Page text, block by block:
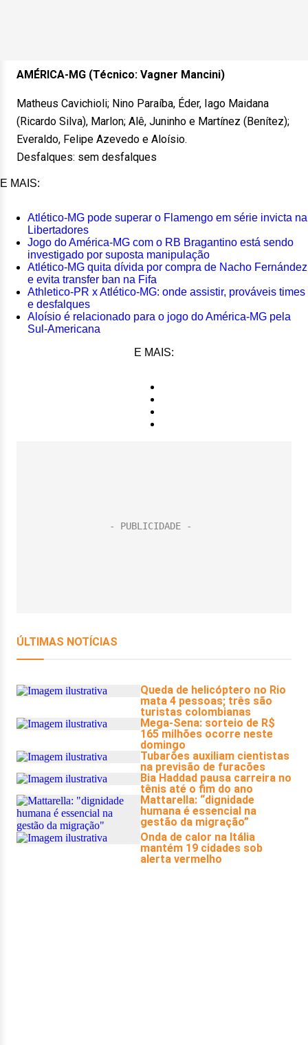
AMÉRICA-MG (Técnico: Vagner Mancini)
Matheus Cavichioli; Nino Paraíba, Éder, Iago Maidana
(Ricardo Silva), Marlon; Alê, Juninho e Martínez (Benítez);
Everaldo, Felipe Azevedo e Aloísio.
Desfalques: sem desfalques
E MAIS:
Atlético-MG pode superar o Flamengo em série invicta na
Libertadores
Jogo do América-MG com o RB Bragantino está sendo
investigado por suposta manipulação
Atlético-MG quita dívida por compra de Nacho Fernández
e evita transfer ban na Fifa
Athletico-PR x Atlético-MG: onde assistir, prováveis times
e desfalques
Aloísio é relacionado para o jogo do América-MG pela
Sul-Americana
E MAIS: